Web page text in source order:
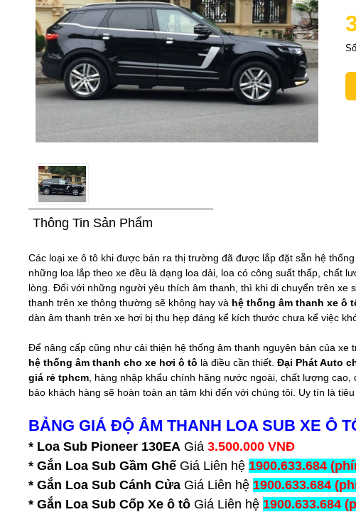
Thông Tin Sản Phẩm
Các loại xe ô tô khi được bán ra thị trường đã được lắp đặt sẵn hệ
những loa lắp theo xe đều là dạng loa dải, loa có công suất thấp, chất
lòng. Đối với những người yêu thích âm thanh, thì khi di chuyển trên
thanh trên xe thông thường sẽ không hay và hệ thống âm thanh xe ô
dàn âm thanh trên xe hơi bị thu hẹp đáng kể kích thước chưa kể việc
Để nâng cấp cũng như cải thiện hệ thống âm thanh nguyên bản của
hệ thống âm thanh cho xe hơi ô tô là điều cần thiết.Đại Phát Auto
giá rẻ tphcm , hàng nhập khẩu chính hãng nước ngoài, chất lượng
bảo khách hàng sẽ hoàn toàn an tâm khi đến với chúng tôi. Uy tín là
BẢNG GIÁ ĐỘ ÂM THANH LOA SUB XE Ô
* Loa Sub Pioneer 130EA Giá 3.500.000 VNĐ
* Gắn Loa Sub Gầm Ghế Giá Liên hệ 1900.633.684
* Gắn Loa Sub Cánh Cửa Giá Liên hệ 1900.633.684
* Gắn Loa Sub Cốp Xe ô tô Giá Liên hệ 1900.633.684